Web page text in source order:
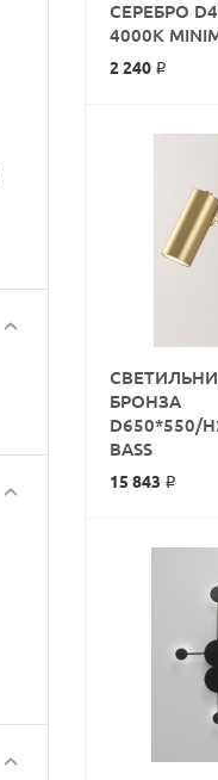
СЕРЕБРО
4000K
2 240 ₽
БРОНЗА
D650*550/
BASS
15 843 ₽